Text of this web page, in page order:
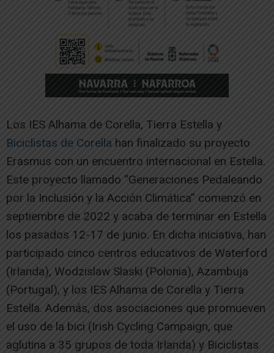
Los IES Alhama de Corella, Tierra Estella y
Biciclistas de Corella han finalizado su proyecto
Erasmus con un encuentro internacional en Estella.
Este proyecto llamado “Generaciones Pedaleando
por la Inclusión y la Acción Climática” comenzó en
septiembre de 2022 y acaba de terminar en Estella
los pasados 12-17 de junio. En dicha iniciativa, han
participado cinco centros educativos de Waterford
(Irlanda), Wodzislaw Slaski (Polonia), Azambuja
(Portugal), y los IES Alhama de Corella y Tierra
Estella. Además, dos asociaciones que promueven
el uso de la bici (Irish Cycling Campaign, que
aglutina a 35 grupos de toda Irlanda) y Biciclistas